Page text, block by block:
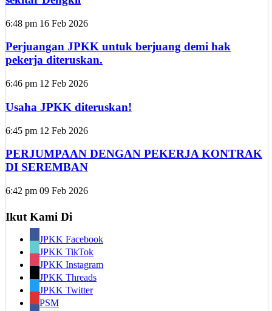
6:48 pm 16 Feb 2026
Perjuangan JPKK untuk berjuang demi hak
pekerja diteruskan.
6:46 pm 12 Feb 2026
Usaha JPKK diteruskan!
6:45 pm 12 Feb 2026
PERJUMPAAN DENGAN PEKERJA KONTRAK
DI SEREMBAN
6:42 pm 09 Feb 2026
Ikut Kami Di
JPKK Facebook
JPKK TikTok
JPKK Instagram
JPKK Threads
JPKK Twitter
PSM